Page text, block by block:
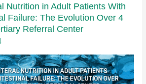
Nutrition in Adult Patients With
Failure: The Evolution Over 4
Referral Center